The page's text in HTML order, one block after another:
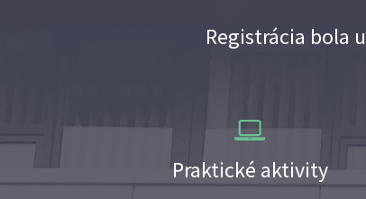
Registrácia bola
Praktické aktivity